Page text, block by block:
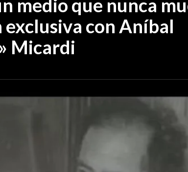
medio que nunca
con Aníbal
Micardi